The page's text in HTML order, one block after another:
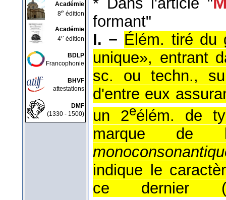
Académie
8e édition
Académie
4e édition
BDLP
Francophonie
BHVF
attestations
DMF
(1330 - 1500)
formant"
I. − Élém. tiré
unique», entrant
sc. ou techn.,
d'entre eux
un 2eélém. de
marque de
indique le
ce dernier (